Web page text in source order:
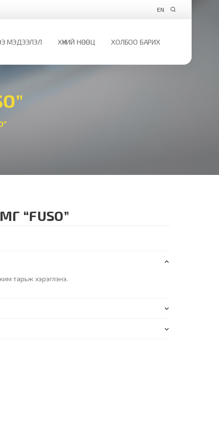
EN
МЭДЭЭЛЭЛ ХҮНИЙ НӨӨЦ ХОЛБОО БАРИХ
“FUSO”
тарьж хэрэглэнэ.